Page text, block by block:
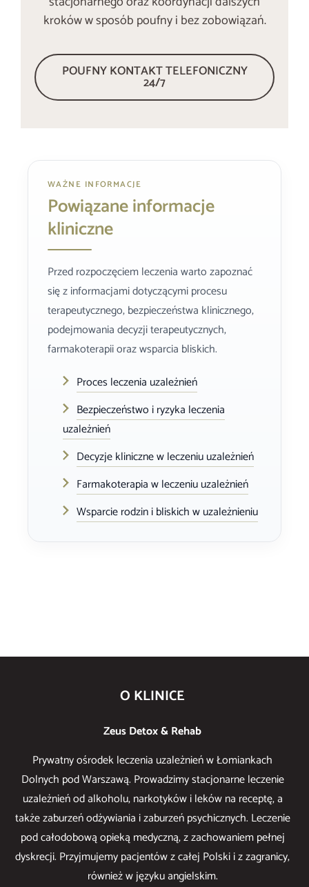
kroków w sposób poufny i bez zobowiązań.
POUFNY KONTAKT TELEFONICZNY
24/7
WAŻNE INFORMACJE
Powiązane informacje
kliniczne
Przed rozpoczęciem leczenia warto zapoznać
się z informacjami dotyczącymi procesu
terapeutycznego, bezpieczeństwa klinicznego,
podejmowania decyzji terapeutycznych,
farmakoterapii oraz wsparcia bliskich.
Proces leczenia uzależnień
Bezpieczeństwo i ryzyka leczenia
uzależnień
Decyzje kliniczne w leczeniu uzależnień
Farmakoterapia w leczeniu uzależnień
Wsparcie rodzin i bliskich w uzależnieniu
O KLINICE
Zeus Detox & Rehab
Prywatny ośrodek leczenia uzależnień w Łomiankach
Dolnych pod Warszawą. Prowadzimy stacjonarne leczenie
uzależnień od alkoholu, narkotyków i leków na receptę, a
także zaburzeń odżywiania i zaburzeń psychicznych. Leczenie
pod całodobową opieką medyczną, z zachowaniem pełnej
dyskrecji. Przyjmujemy pacjentów z całej Polski i z zagranicy,
również w języku angielskim.